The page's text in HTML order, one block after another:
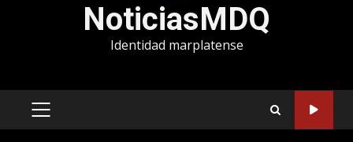
NoticiasMDQ
Identidad marplatense
MENÚ